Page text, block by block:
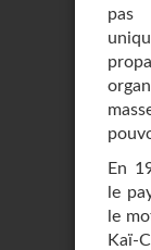
En
le
le
Kaï-